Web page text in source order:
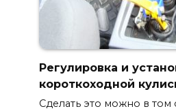
Регулировка и
короткоходной
Сделать это можно в том